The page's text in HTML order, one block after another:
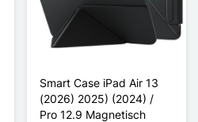
Smart Case iPad Air 13
(2026) 2025) (2024) /
Pro 12.9 Magnetisch